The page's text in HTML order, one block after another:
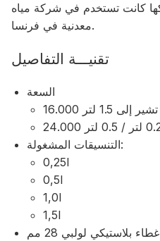
كانت تستخدم في شركة مياه
معدنية في فرنسا.
تقنيـــة التفاصيل
السعة
إلى 1.5 لتر
التنسيقات المشغولة:
0,25l
0,5l
1,0l
1,5l
بلاستيكي لولبي 28 مم